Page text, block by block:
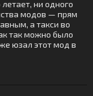
ни одного
модов — прям
а такси во
так можно было
юзал этот мод в